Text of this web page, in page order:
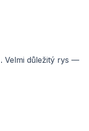
Velmi důležitý rys —